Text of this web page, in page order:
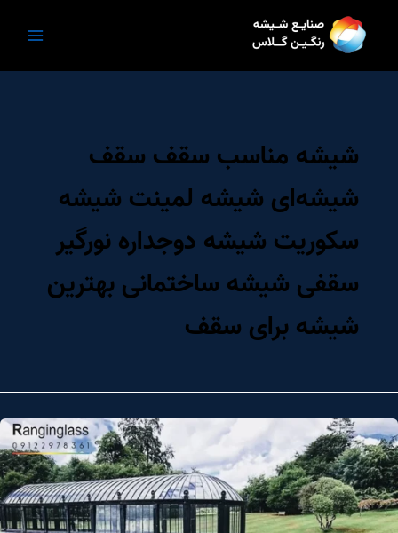
شیشه مناسب سقف سقف
شیشه‌ای شیشه لمینت شیشه
سکوریت شیشه دوجداره نورگیر
سقفی شیشه ساختمانی بهترین
شیشه برای سقف